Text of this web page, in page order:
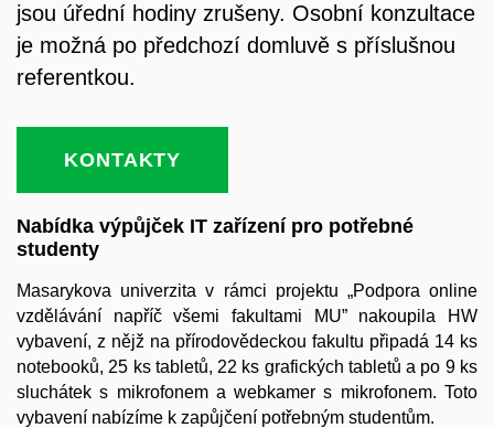
jsou úřední hodiny zrušeny. Osobní konzultace
je možná po předchozí domluvě s příslušnou
referentkou.
KONTAKTY
Nabídka výpůjček IT zařízení pro potřebné
studenty
Masarykova univerzita v rámci projektu „Podpora online
vzdělávání napříč všemi fakultami MU” nakoupila HW
vybavení, z nějž na přírodovědeckou fakultu připadá 14 ks
notebooků, 25 ks tabletů, 22 ks grafických tabletů a po 9 ks
sluchátek s mikrofonem a webkamer s mikrofonem. Toto
vybavení nabízíme k zapůjčení potřebným studentům.